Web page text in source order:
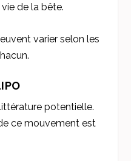
de la bête.
varier selon les
potentielle.
ce mouvement est